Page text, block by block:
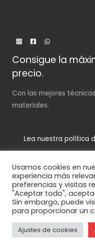
Consigue la
precio.
Con las mejores
materiales.
Lea nuestra política
Usamos cookies en
experiencia más
preferencias y visitas
"Aceptar todo", acepta
Sin embargo, puede
para proporcionar un
Ajustes de cookies